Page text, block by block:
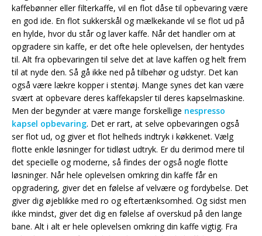
kaffebønner eller filterkaffe, vil en flot dåse til opbevaring være
en god ide. En flot sukkerskål og mælkekande vil se flot ud på
en hylde, hvor du står og laver kaffe. Når det handler om at
opgradere sin kaffe, er det ofte hele oplevelsen, der hentydes
til. Alt fra opbevaringen til selve det at lave kaffen og helt frem
til at nyde den. Så gå ikke ned på tilbehør og udstyr. Det kan
også være lækre kopper i stentøj. Mange synes det kan være
svært at opbevare deres kaffekapsler til deres kapselmaskine.
Men der begynder at være mange forskellige nespresso
kapsel opbevaring. Det er rart, at selve opbevaringen også
ser flot ud, og giver et flot helheds indtryk i køkkenet. Vælg
flotte enkle løsninger for tidløst udtryk. Er du derimod mere til
det specielle og moderne, så findes der også nogle flotte
løsninger. Når hele oplevelsen omkring din kaffe får en
opgradering, giver det en følelse af velvære og fordybelse. Det
giver dig øjeblikke med ro og eftertænksomhed. Og sidst men
ikke mindst, giver det dig en følelse af overskud på den lange
bane. Alt i alt er hele oplevelsen omkring din kaffe vigtig. Fra